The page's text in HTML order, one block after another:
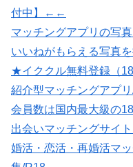
付中】←←
マッチングアプリの写
いいねがもらえる写真
★イククル無料登録（18
紹介型マッチングアプ
会員数は国内最大級の
出会いマッチングサイ
婚活・恋活・再婚活マ